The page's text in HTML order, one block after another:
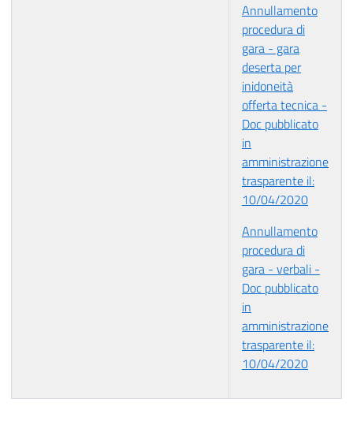
Annullamento
procedura di
gara - gara
deserta per
inidoneità
offerta tecnica -
Doc pubblicato
in
amministrazione
trasparente il:
10/04/2020
Annullamento
procedura di
gara - verbali -
Doc pubblicato
in
amministrazione
trasparente il:
10/04/2020